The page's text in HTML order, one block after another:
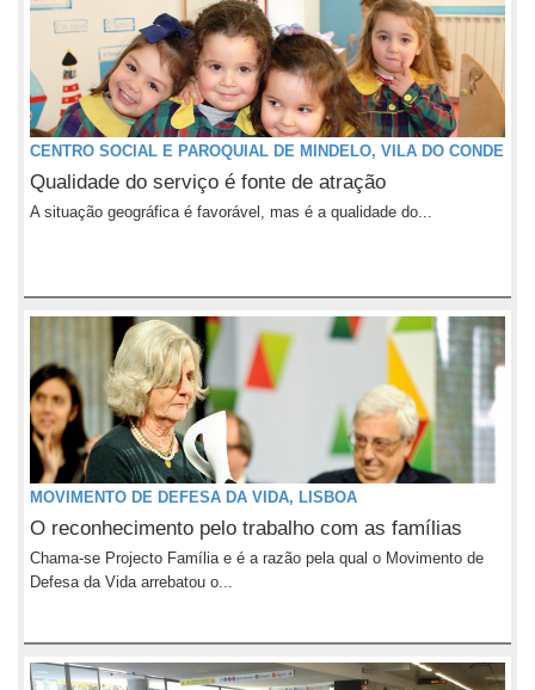
CENTRO SOCIAL E PAROQUIAL DE MINDELO, VILA DO CONDE
Qualidade do serviço é fonte de atração
A situação geográfica é favorável, mas é a qualidade do...
MOVIMENTO DE DEFESA DA VIDA, LISBOA
O reconhecimento pelo trabalho com as famílias
Chama-se Projecto Família e é a razão pela qual o Movimento de
Defesa da Vida arrebatou o...